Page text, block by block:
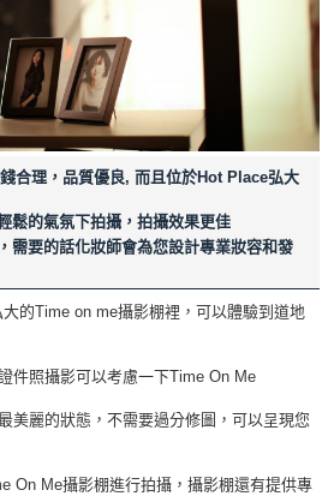
合理，品質優良, 而且位於Hot Place弘大
鬆的氣氛下拍攝，拍攝效果更佳
需要的話化妝師會為您設計專業妝容和發
的Time on me攝影棚裡，可以體驗到道地
件照攝影可以考慮一下Time On Me
美麗的狀態，不需要過分修圖，可以呈現您
On Me攝影棚進行拍攝，攝影棚還有提供專